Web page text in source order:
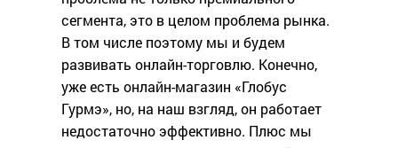
сегмента, это в целом проблема рынка.
В том числе поэтому мы и будем
развивать онлайн-торговлю. Конечно,
уже есть онлайн-магазин «Глобус
Гурмэ», но, на наш взгляд, он работает
недостаточно эффективно. Плюс мы